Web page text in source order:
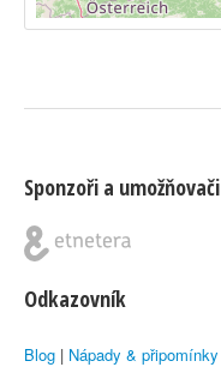
Sponzoři a umožňovači
Odkazovník
Blog | Nápady & připomínky